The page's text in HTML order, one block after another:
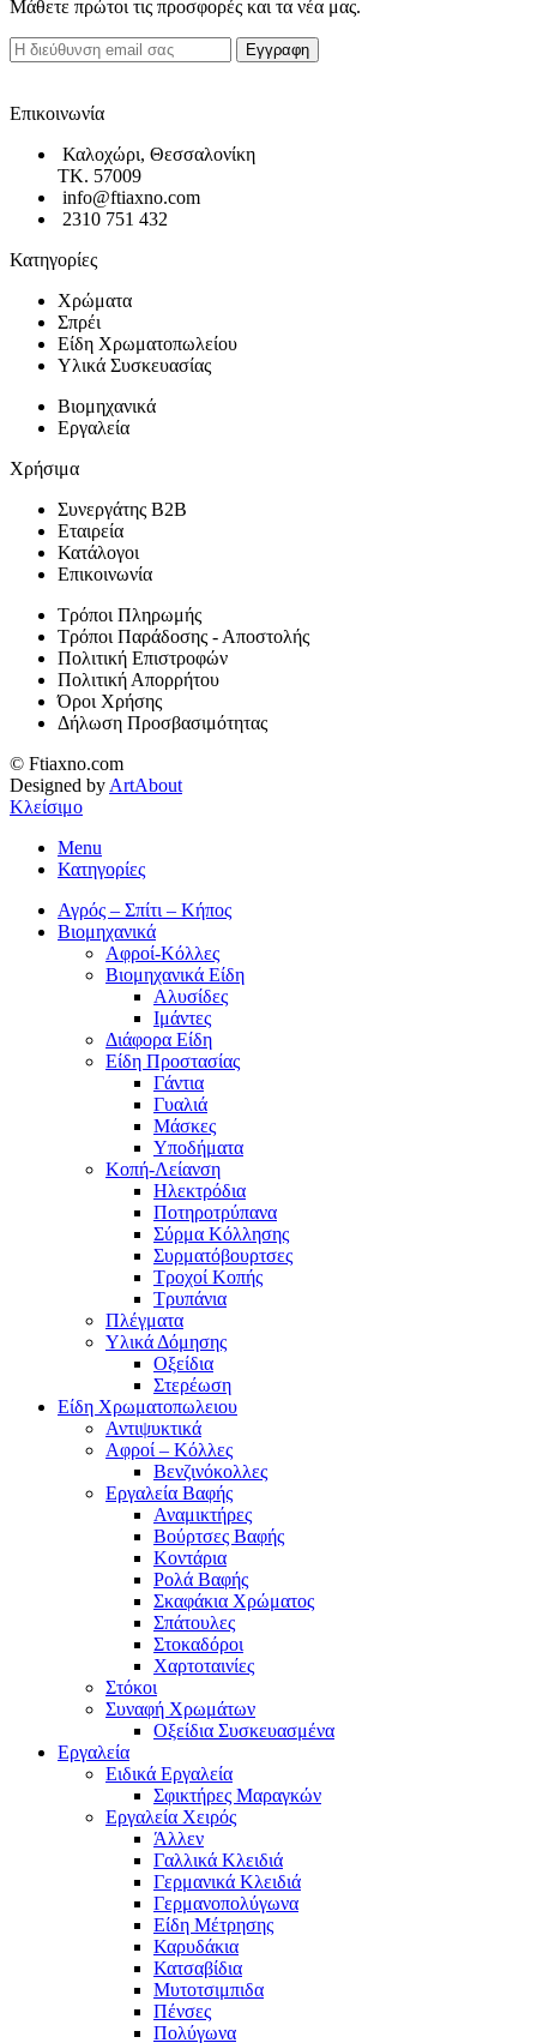
Μάθετε πρώτοι τις προσφορές και τα νέα μας.
Επικοινωνία
Καλοχώρι, Θεσσαλονίκη
TK. 57009
info@ftiaxno.com
2310 751 432
Κατηγορίες
Χρώματα
Σπρέι
Είδη Χρωματοπωλείου
Υλικά Συσκευασίας
Βιομηχανικά
Εργαλεία
Χρήσιμα
Συνεργάτης B2B
Εταιρεία
Κατάλογοι
Επικοινωνία
Τρόποι Πληρωμής
Τρόποι Παράδοσης - Αποστολής
Πολιτική Επιστροφών
Πολιτική Απορρήτου
Όροι Χρήσης
Δήλωση Προσβασιμότητας
© Ftiaxno.com
Designed byArtAbout
Κλείσιμο
Menu
Κατηγορίες
Αγρός – Σπίτι – Κήπος
Βιομηχανικά
Αφροί-Κόλλες
Βιομηχανικά Είδη
Αλυσίδες
Ιμάντες
Διάφορα Είδη
Είδη Προστασίας
Γάντια
Γυαλιά
Μάσκες
Υποδήματα
Κοπή-Λείανση
Ηλεκτρόδια
Ποτηροτρύπανα
Σύρμα Κόλλησης
Συρματόβουρτσες
Τροχοί Κοπής
Τρυπάνια
Πλέγματα
Υλικά Δόμησης
Οξείδια
Στερέωση
Είδη Χρωματοπωλειου
Αντιψυκτικά
Αφροί – Κόλλες
Βενζινόκολλες
Εργαλεία Βαφής
Αναμικτήρες
Βούρτσες Βαφής
Κοντάρια
Ρολά Βαφής
Σκαφάκια Χρώματος
Σπάτουλες
Στοκαδόροι
Χαρτοταινίες
Στόκοι
Συναφή Χρωμάτων
Οξείδια Συσκευασμένα
Εργαλεία
Ειδικά Εργαλεία
Σφικτήρες Μαραγκών
Εργαλεία Χειρός
Άλλεν
Γαλλικά Κλειδιά
Γερμανικά Κλειδιά
Γερμανοπολύγωνα
Είδη Μέτρησης
Καρυδάκια
Κατσαβίδια
Μυτοτσιμπιδα
Πένσες
Πολύγωνα